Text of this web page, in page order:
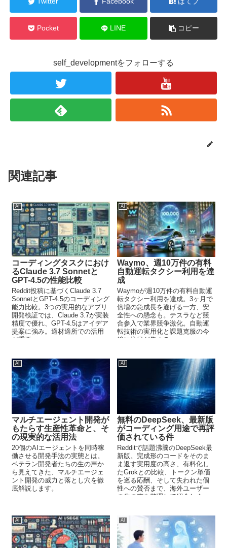
Pocket LINE コピー
self_developmentをフォローする
関連記事
AI
コーディングタスクにおけ
るClaude 3.7 Sonnetと
GPT-4.5の性能比較
Reddit投稿に基づくClaude 3.7
SonnetとGPT-4.5のコーディング
能力比較。3つの実用的なアプリ
開発検証では、Claude 3.7が実装
精度で優れ、GPT-4.5はアイデア
提案に強み。適材適所での活用
が重要。
AI
Waymo、週10万件の有料
自動運転タクシー利用を達
成
Waymoが週10万件の有料自動運
転タクシー利用を達成。3ヶ月で
倍増の急成長を遂げる一方、安
全性への懸念も。テスラなど競
合参入で業界競争激化。自動運
転技術の実用化と課題克服の今
後に注目が集まる。
AI
マルチエージェント開発が
もたらす生産性革命と、そ
の現実的な活用法
20個のAIエージェントを同時稼
働させる開発手法の実態とは。
ベテラン開発者たちの生の声か
ら見えてきた、マルチエージェ
ント開発の威力と落とし穴を徹
底解説します。
AI
無料のDeepSeek、最新版
がコーディング用途で再評
価されている件
Redditで話題沸騰のDeepSeek最
新版。完成形のコードをそのま
ま返す実用度の高さ、有料化し
たGrokとの比較、トークン単価
を巡る応酬、そして失われた個
性への賛否まで、海外ユーザー
の生の声を整理して紹介しま
AI AI